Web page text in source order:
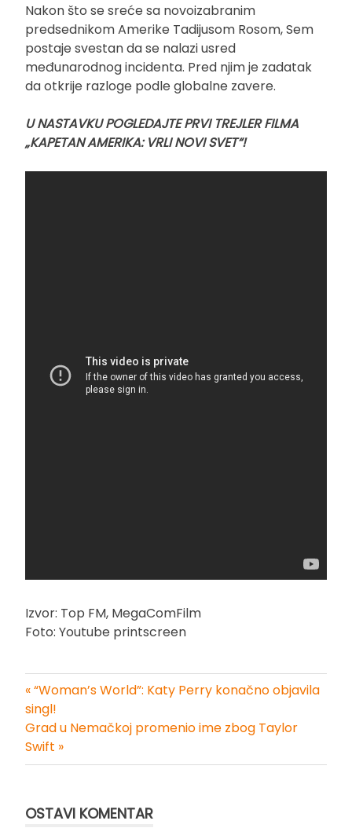
Nakon što se sreće sa novoizabranim
predsednikom Amerike Tadijusom Rosom, Sem
postaje svestan da se nalazi usred
međunarodnog incidenta. Pred njim je zadatak
da otkrije razloge podle globalne zavere.
U NASTAVKU POGLEDAJTE PRVI TREJLER FILMA
„KAPETAN AMERIKA: VRLI NOVI SVET“!
Izvor: Top FM, MegaComFilm
Foto: Youtube printscreen
Kretanje
članka
« “Woman’s World”: Katy Perry konačno objavila
singl!
Grad u Nemačkoj promenio ime zbog Taylor
Swift »
OSTAVI KOMENTAR